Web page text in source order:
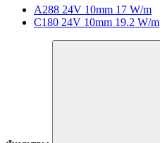
A288 24V 10mm 17 W/m
C180 24V 10mm 19.2 W/m